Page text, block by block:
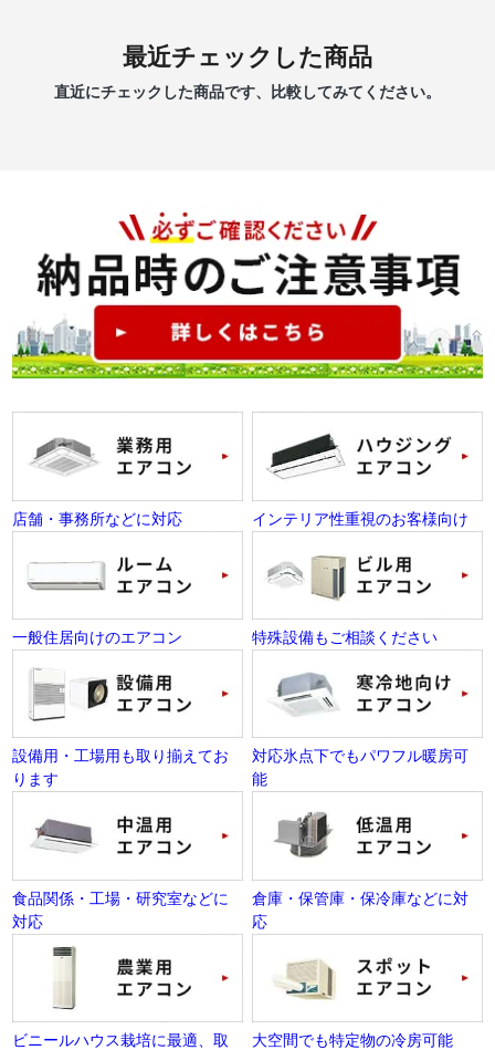
最近チェックした商品
直近にチェックした商品です、比較してみてください。
店舗・事務所などに対応 インテリア性重視のお客様向け
一般住居向けのエアコン 特殊設備もご相談ください
設備用・工場用も取り揃えてお
ります
対応氷点下でもパワフル暖房可
能
食品関係・工場・研究室などに
対応
倉庫・保管庫・保冷庫などに対
応
ビニールハウス栽培に最適、取
大空間でも特定物の冷房可能